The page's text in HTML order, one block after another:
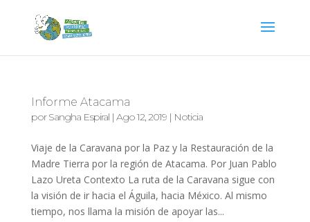
Informe Atacama
porSangha Espiral| Ago 12, 2019| Noticia
Viaje de la Caravana por la Paz y la Restauración de la
Madre Tierra por la región de Atacama. Por Juan Pablo
Lazo Ureta Contexto La ruta de la Caravana sigue con
la visión de ir hacia el Águila, hacia México. Al mismo
tiempo, nos llama la misión de apoyar las...